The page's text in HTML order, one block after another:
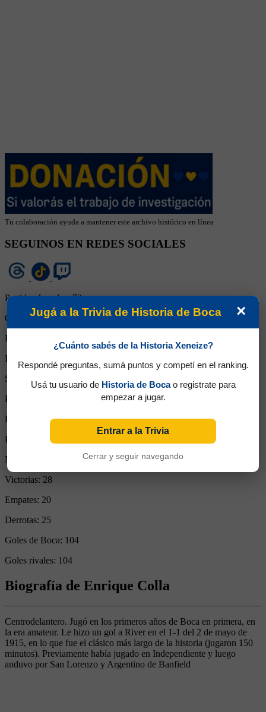
Tu colaboración ayuda a mantener este archivo histórico en línea
SEGUINOS EN REDES SOCIALES
Partidos Jugados:73
Goles Convertidos: 22 (0.30)
Partidos de titular:
Ingresos desde el banco:
Suplente:
Partidos completos:
Expulsiones:2
Partidos reemplazado:
Minutos Disputados:6799
Victorias: 28
Empates: 20
Derrotas: 25
Goles de Boca: 104
Goles rivales: 104
Biografía de Enrique Colla
Centrodelantero. Jugó en los primeros años de Boca en primera, en
la era amateur. Le hizo un gol a River en el 1-1 del 2 de mayo de
1915, en lo que fue el clásico más largo de la historia (jugaron 150
minutos). Previamente había jugado en Independiente y luego
anduvo por San Lorenzo y Argentino de Banfield
×
Jugá a la Trivia de Historia de Boca
¿Cuánto sabés de la Historia Xeneize?
Respondé preguntas, sumá puntos y competí en el ranking.
Usá tu usuario de Historia de Bocao registrate para
empezar a jugar.
Entrar a la Trivia
Cerrar y seguir navegando